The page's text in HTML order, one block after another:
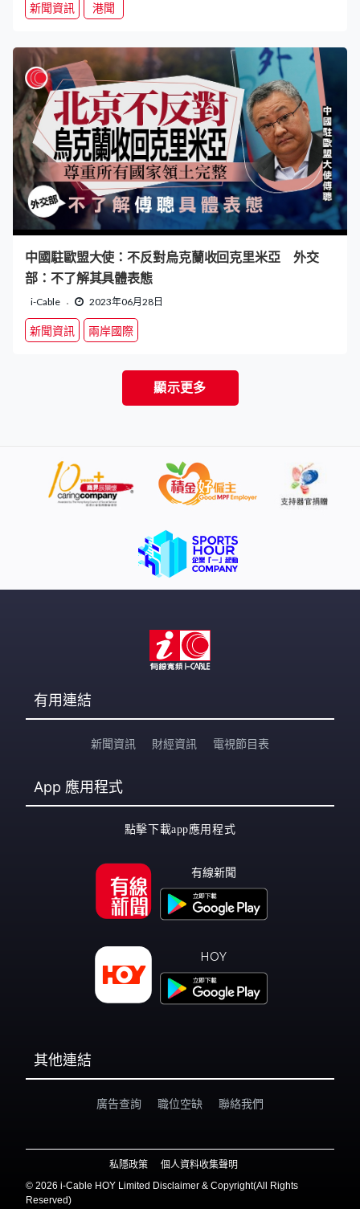
新聞資訊 港聞
中國駐歐盟大使：不反對烏克蘭收回克里米亞 外交
部：不了解其具體表態
i-Cable 2023年06月28日
新聞資訊 兩岸國際
顯示更多
有用連結
新聞資訊 財經資訊 電視節目表
App 應用程式
點擊下載app應用程式
有線新聞
HOY
其他連結
廣告查詢 職位空缺 聯絡我們
私隱政策
個人資料收集聲明
© 2026 i-Cable HOY Limited Disclaimer & Copyright(All Rights
Reserved)